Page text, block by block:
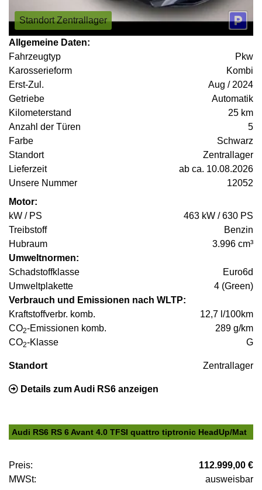
Standort Zentrallager
Allgemeine Daten:
Fahrzeugtyp
Pkw
Karosserieform
Kombi
Erst-Zul.
Aug / 2024
Getriebe
Automatik
Kilometerstand
25 km
Anzahl der Türen
5
Farbe
Schwarz
Standort
Zentrallager
Lieferzeit
ab ca. 10.08.2026
Unsere Nummer
12052
Motor:
kW / PS
463 kW / 630 PS
Treibstoff
Benzin
Hubraum
3.996 cm³
Umweltnormen:
Schadstoffklasse
Euro6d
Umweltplakette
4 (Green)
Verbrauch und Emissionen nach WLTP:
Kraftstoffverbr. komb.
12,7 l/100km
CO2-Emissionen komb.
289 g/km
CO2-Klasse G
Standort Zentrallager
Details zum Audi RS6 anzeigen
Audi RS6 RS 6 Avant 4.0 TFSI quattro tiptronic HeadUp/Mat
Preis:
112.999,00 €
MWSt:
ausweisbar